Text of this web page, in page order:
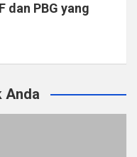
dan PBG yang
Anda